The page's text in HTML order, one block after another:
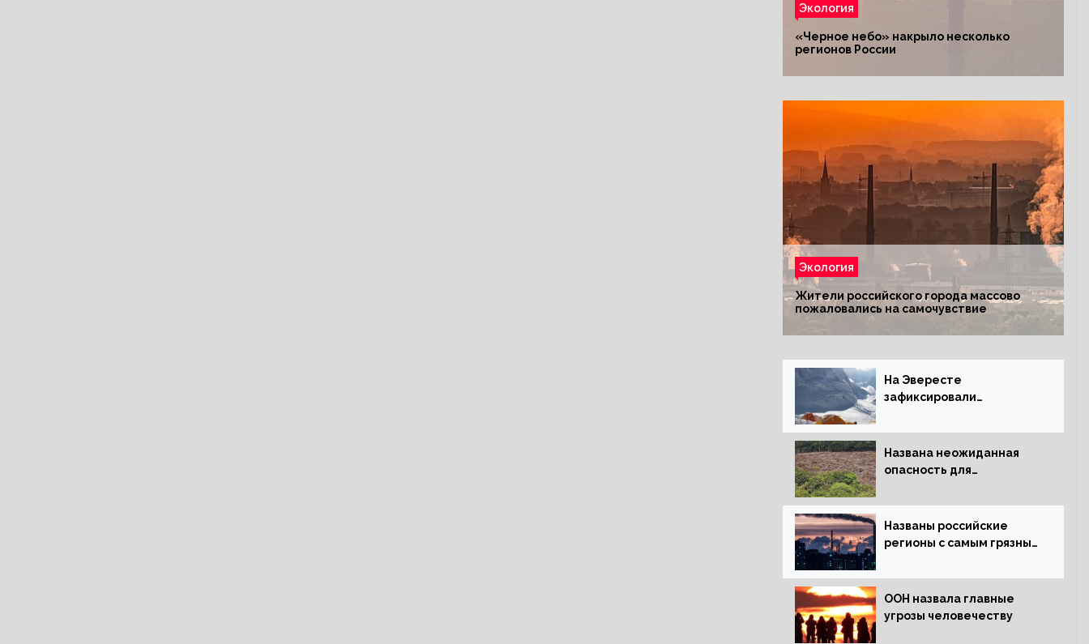
Экология
«Черное небо» накрыло несколько
регионов России
Экология
Жители российского города массово
пожаловались на самочувствие
На Эвересте
зафиксировали
таяние льда
Названа неожиданная
опасность для
планеты
Названы российские
регионы с самым грязным
ООН назвала главные
угрозы человечеству